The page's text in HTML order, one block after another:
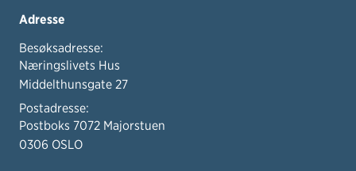
Adresse
Besøksadresse:
Næringslivets Hus
Middelthunsgate 27
Postadresse:
Postboks 7072 Majorstuen
0306 OSLO